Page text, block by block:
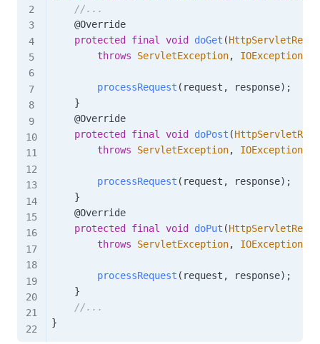
//...
@Override
protected final void doGet (
throws
ServletException, IOException
processRequest ( request , response) ;
}
@Override
protected final void doPost (
throws
ServletException, IOException
processRequest ( request , response) ;
}
@Override
protected final void doPut (
throws
ServletException, IOException
processRequest ( request , response) ;
}
//...
}